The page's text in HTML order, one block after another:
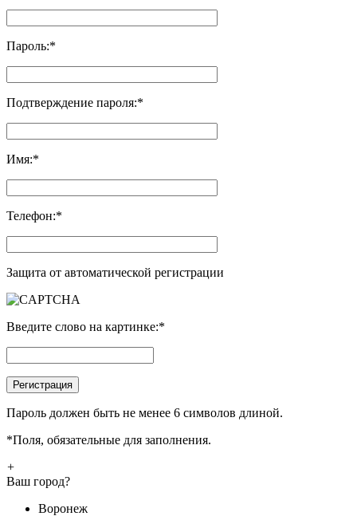
Пароль:*
Подтверждение пароля:*
Имя:*
Телефон:*
Защита от автоматической регистрации
Введите слово на картинке:*
Пароль должен быть не менее 6 символов длиной.
*Поля, обязательные для заполнения.
+
Ваш город?
Воронеж